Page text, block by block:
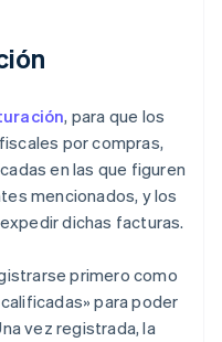
, para que los
por compras,
en las que figuren
mencionados, y los
dichas facturas.
primero como
para poder
vez registrada, la